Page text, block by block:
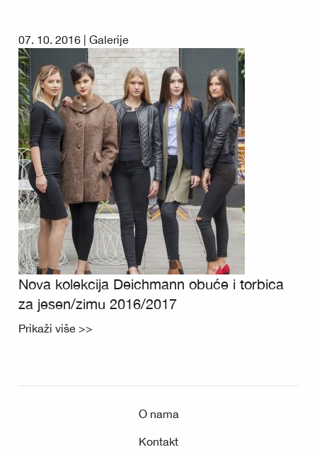
07. 10. 2016 | Galerije
Nova kolekcija Deichmann obuće i torbica
za jesen/zimu 2016/2017
Prikaži više >>
O nama
Kontakt